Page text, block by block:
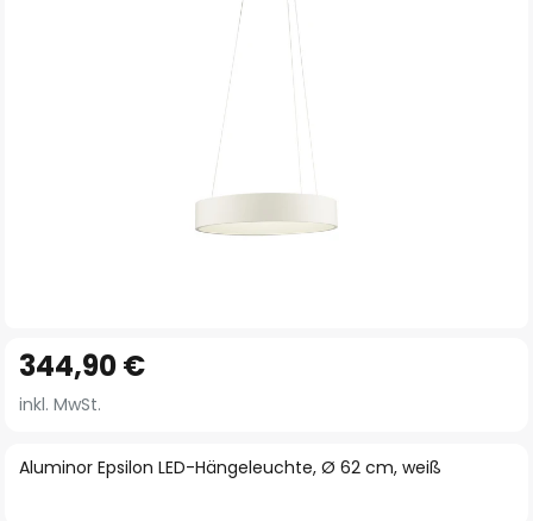
Anfang
der
springen
Aluminor Epsilon LED-Hängeleuchte, Ø 62 cm, weiß
344,90 €
inkl. MwSt.